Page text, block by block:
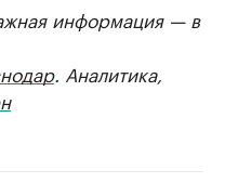
информация — в
. Аналитика,